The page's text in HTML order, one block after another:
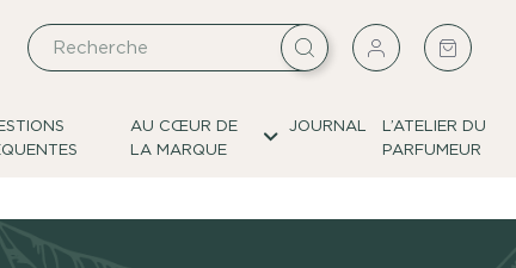
AU CŒUR DE
LA MARQUE
JOURNAL
L’ATELIER DU
PARFUMEUR